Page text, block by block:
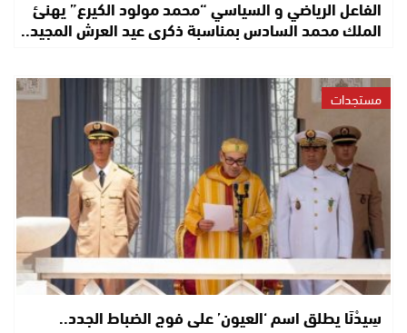
الفاعل الرياضي و السياسي “محمد مولود الكيرع” يهنئ
الملك محمد السادس بمناسبة ذكرى عيد العرش المجيد..
مستجدات
سِيدْنَا يطلق اسم ‘العيون’ على فوج الضباط الجدد..